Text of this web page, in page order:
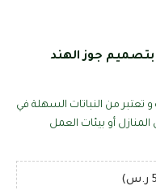
جوز الهند
تعتبر من النباتات السهلة في
أو بيئات العمل